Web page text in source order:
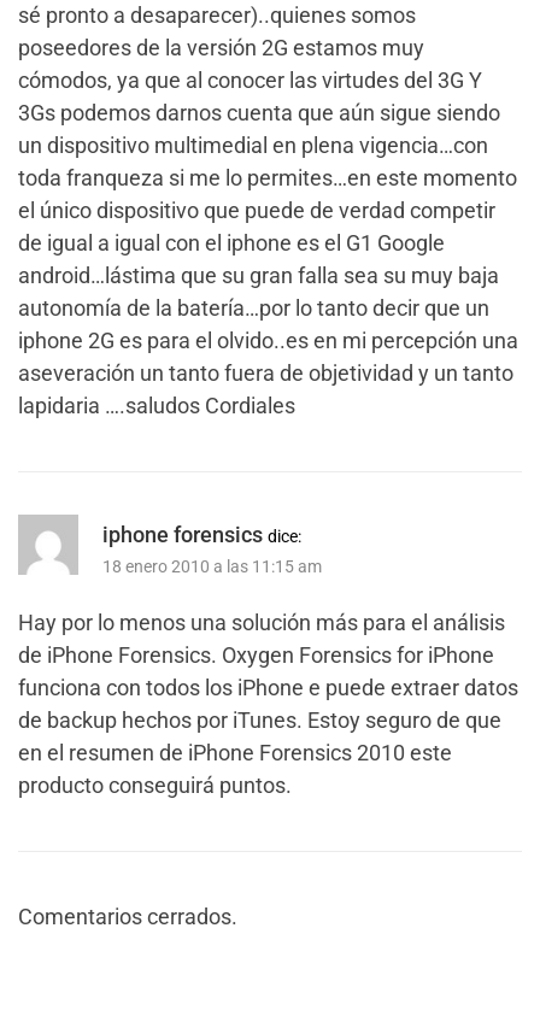
sé pronto a desaparecer)..quienes somos
poseedores de la versión 2G estamos muy
cómodos, ya que al conocer las virtudes del 3G Y
3Gs podemos darnos cuenta que aún sigue siendo
un dispositivo multimedial en plena vigencia…con
toda franqueza si me lo permites…en este momento
el único dispositivo que puede de verdad competir
de igual a igual con el iphone es el G1 Google
android…lástima que su gran falla sea su muy baja
autonomía de la batería…por lo tanto decir que un
iphone 2G es para el olvido..es en mi percepción una
aseveración un tanto fuera de objetividad y un tanto
lapidaria ….saludos Cordiales
iphone forensics dice:
18 enero 2010 a las 11:15 am
Hay por lo menos una solución más para el análisis
de iPhone Forensics. Oxygen Forensics for iPhone
funciona con todos los iPhone e puede extraer datos
de backup hechos por iTunes. Estoy seguro de que
en el resumen de iPhone Forensics 2010 este
producto conseguirá puntos.
Comentarios cerrados.